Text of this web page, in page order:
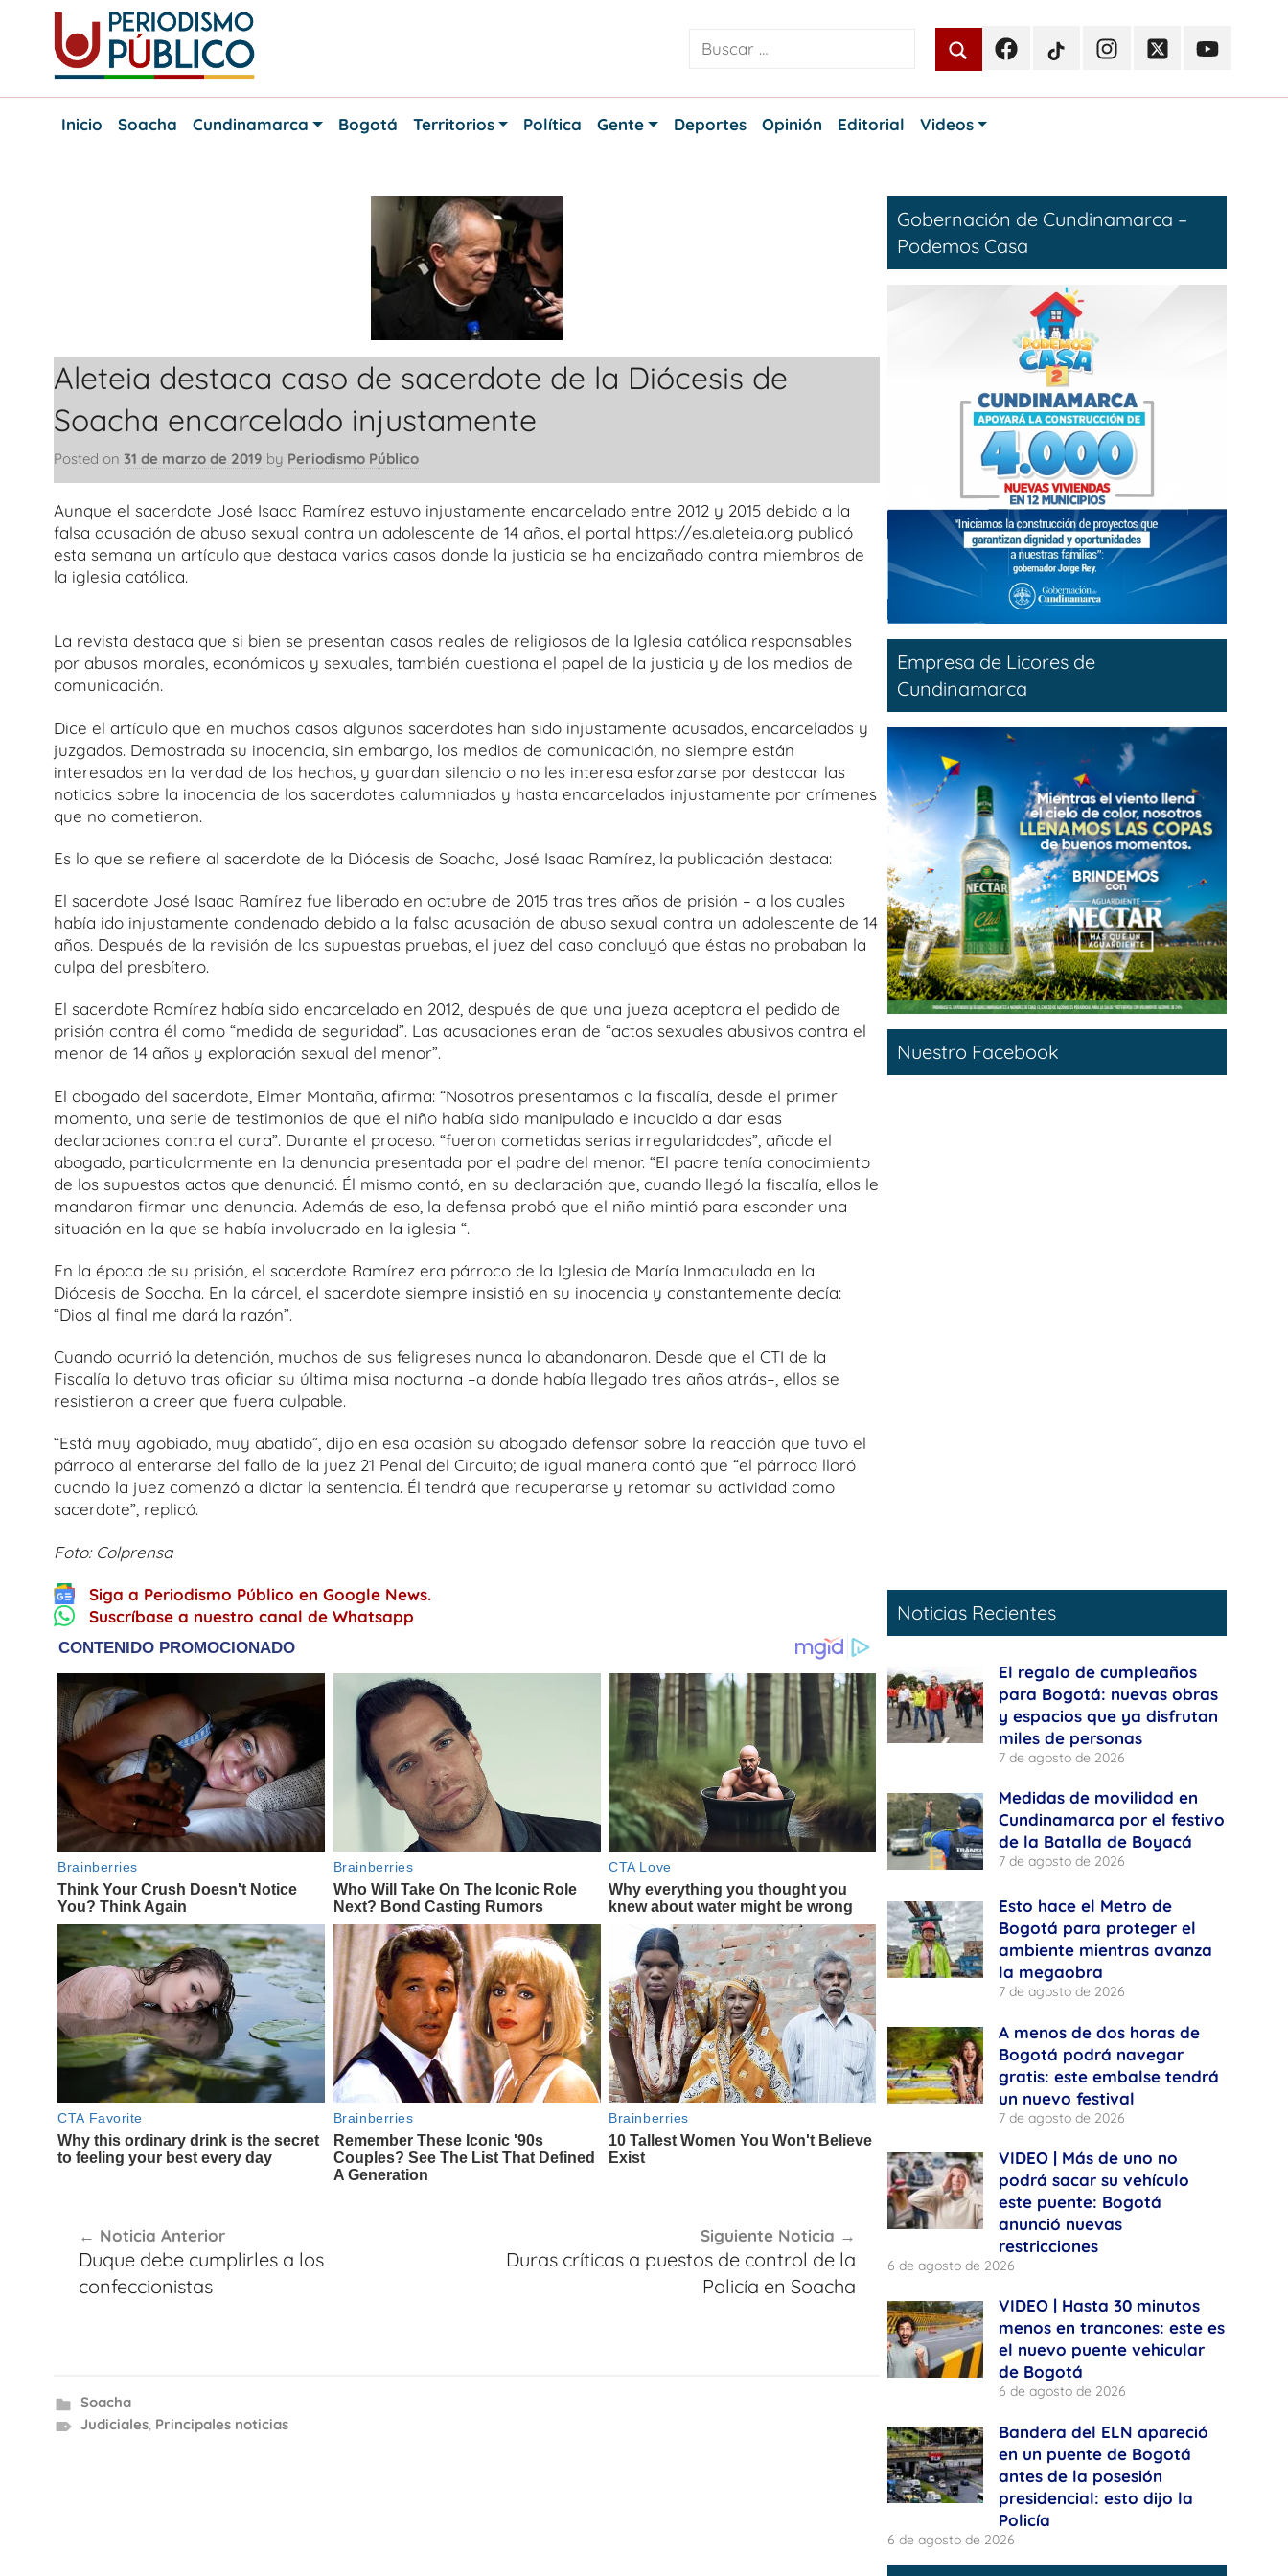
content
Periodismo
Noticias
FacebookTikTokInstagramTwitterYoutube
Inicio
Soacha Cundinamarca Bogotá Territorios Política Gente Deportes Opinión Editorial Videos
Aleteia destaca caso de sacerdote de la Diócesis de
Soacha encarcelado injustamente
Posted on 31 de marzo de 2019 by Periodismo Público
Aunque el sacerdote José Isaac Ramírez estuvo injustamente encarcelado entre 2012 y 2015 debido a la
falsa acusación de abuso sexual contra un adolescente de 14 años, el portal https://es.aleteia.org publicó
esta semana un artículo que destaca varios casos donde la justicia se ha encizañado contra miembros de
la iglesia católica.
La revista destaca que si bien se presentan casos reales de religiosos de la Iglesia católica responsables
por abusos morales, económicos y sexuales, también cuestiona el papel de la justicia y de los medios de
comunicación.
Dice el artículo que en muchos casos algunos sacerdotes han sido injustamente acusados, encarcelados y
juzgados. Demostrada su inocencia, sin embargo, los medios de comunicación, no siempre están
interesados en la verdad de los hechos, y guardan silencio o no les interesa esforzarse por destacar las
noticias sobre la inocencia de los sacerdotes calumniados y hasta encarcelados injustamente por crímenes
que no cometieron.
Es lo que se refiere al sacerdote de la Diócesis de Soacha, José Isaac Ramírez, la publicación destaca:
El sacerdote José Isaac Ramírez fue liberado en octubre de 2015 tras tres años de prisión – a los cuales
había ido injustamente condenado debido a la falsa acusación de abuso sexual contra un adolescente de 14
años. Después de la revisión de las supuestas pruebas, el juez del caso concluyó que éstas no probaban la
culpa del presbítero.
El sacerdote Ramírez había sido encarcelado en 2012, después de que una jueza aceptara el pedido de
prisión contra él como “medida de seguridad”. Las acusaciones eran de “actos sexuales abusivos contra el
menor de 14 años y exploración sexual del menor”.
El abogado del sacerdote, Elmer Montaña, afirma: “Nosotros presentamos a la fiscalía, desde el primer
momento, una serie de testimonios de que el niño había sido manipulado e inducido a dar esas
declaraciones contra el cura”. Durante el proceso. “fueron cometidas serias irregularidades”, añade el
abogado, particularmente en la denuncia presentada por el padre del menor. “El padre tenía conocimiento
de los supuestos actos que denunció. Él mismo contó, en su declaración que, cuando llegó la fiscalía, ellos le
mandaron firmar una denuncia. Además de eso, la defensa probó que el niño mintió para esconder una
situación en la que se había involucrado en la iglesia “.
En la época de su prisión, el sacerdote Ramírez era párroco de la Iglesia de María Inmaculada en la
Diócesis de Soacha. En la cárcel, el sacerdote siempre insistió en su inocencia y constantemente decía:
“Dios al final me dará la razón”.
Cuando ocurrió la detención, muchos de sus feligreses nunca lo abandonaron. Desde que el CTI de la
Fiscalía lo detuvo tras oficiar su última misa nocturna –a donde había llegado tres años atrás–, ellos se
resistieron a creer que fuera culpable.
“Está muy agobiado, muy abatido”, dijo en esa ocasión su abogado defensor sobre la reacción que tuvo el
párroco al enterarse del fallo de la juez 21 Penal del Circuito; de igual manera contó que “el párroco lloró
cuando la juez comenzó a dictar la sentencia. Él tendrá que recuperarse y retomar su actividad como
sacerdote”, replicó.
Foto: Colprensa
Siga a Periodismo Público en Google News.
Suscríbase a nuestro canal de Whatsapp
de
entradas
Noticia Anterior
Duque debe cumplirles a los
confeccionistas
Siguiente Noticia
Duras críticas a puestos de control de la
Policía en Soacha
Soacha
Judiciales, Principales noticias
Gobernación de Cundinamarca –
Podemos Casa
Empresa de Licores de
Cundinamarca
Nuestro Facebook
Noticias Recientes
El regalo de cumpleaños
para Bogotá: nuevas obras
y espacios que ya disfrutan
miles de personas
7 de agosto de 2026
Medidas de movilidad en
Cundinamarca por el festivo
de la Batalla de Boyacá
7 de agosto de 2026
Esto hace el Metro de
Bogotá para proteger el
ambiente mientras avanza
la megaobra
7 de agosto de 2026
A menos de dos horas de
Bogotá podrá navegar
gratis: este embalse tendrá
un nuevo festival
7 de agosto de 2026
VIDEO | Más de uno no
podrá sacar su vehículo
este puente: Bogotá
anunció nuevas
restricciones
6 de agosto de 2026
VIDEO | Hasta 30 minutos
menos en trancones: este es
el nuevo puente vehicular
de Bogotá
6 de agosto de 2026
Bandera del ELN apareció
en un puente de Bogotá
antes de la posesión
presidencial: esto dijo la
Policía
6 de agosto de 2026